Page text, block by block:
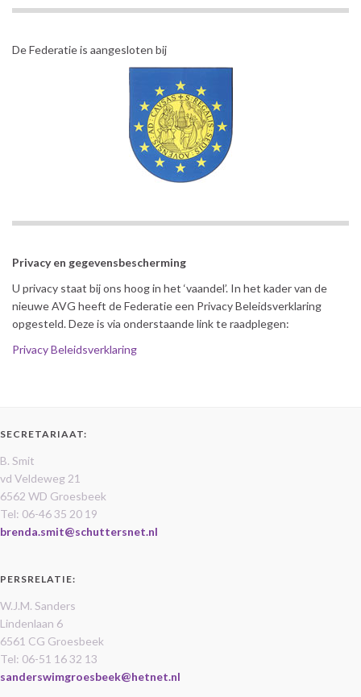
De Federatie is aangesloten bij
Privacy en gegevensbescherming
U privacy staat bij ons hoog in het ‘vaandel’. In het kader van de
nieuwe AVG heeft de Federatie een Privacy Beleidsverklaring
opgesteld. Deze is via onderstaande link te raadplegen:
Privacy Beleidsverklaring
SECRETARIAAT:
B. Smit
vd Veldeweg 21
6562 WD Groesbeek
Tel: 06-46 35 20 19
brenda.smit@schuttersnet.nl
PERSRELATIE:
W.J.M. Sanders
Lindenlaan 6
6561 CG Groesbeek
Tel: 06-51 16 32 13
sanderswimgroesbeek@hetnet.nl